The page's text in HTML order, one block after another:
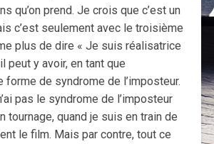
qu’on prend. Je crois que c’est un
c’est seulement avec le troisième
plus de dire « Je suis réalisatrice
peut y avoir, en tant que
forme de syndrome de l’imposteur.
pas le syndrome de l’imposteur
tournage, quand je suis en train de
le film. Mais par contre, tout ce